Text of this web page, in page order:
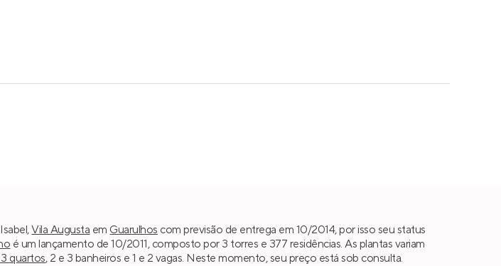
Vila Augusta em Guarulhos com previsão de entrega em 10/2014, por isso seu status
é um lançamento de 10/2011, composto por 3 torres e 377 residências. As plantas variam
quartos, 2 e 3 banheiros e 1 e 2 vagas. Neste momento, seu preço está sob consulta.